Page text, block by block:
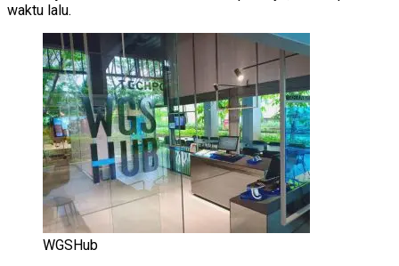
waktu lalu.
WGSHub